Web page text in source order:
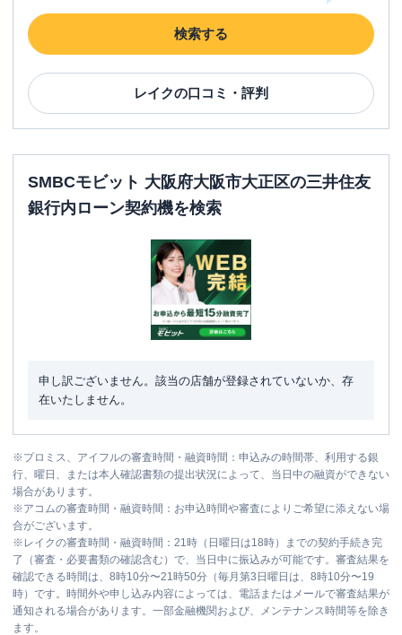
検索する
レイクの口コミ・評判
SMBCモビット 大阪府大阪市大正区の三井住友
銀行内ローン契約機を検索
申し訳ございません。該当の店舗が登録されていないか、存
在いたしません。
※プロミス、アイフルの審査時間・融資時間：申込みの時間帯、利用する銀
行、曜日、または本人確認書類の提出状況によって、当日中の融資ができない
場合があります。
※アコムの審査時間・融資時間：お申込時間や審査によりご希望に添えない場
合がございます。
※ レイクの審査時間・融資時間：21時（日曜日は18時）までの契約手続き完
了（審査・必要書類の確認含む）で、当日中に振込みが可能です。審査結果を
確認できる時間は、8時10分〜21時50分（毎月第3日曜日は、8時10分〜19
時）です。時間外や申し込み内容によっては、電話またはメールで審査結果が
通知される場合があります。一部金融機関および、メンテナンス時間等を除き
ます。